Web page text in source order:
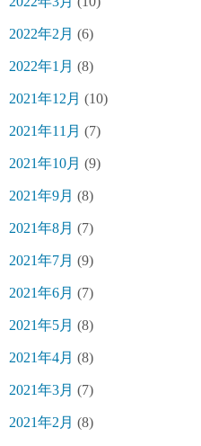
2022年2月 (6)
2022年1月 (8)
2021年12月 (10)
2021年11月 (7)
2021年10月 (9)
2021年9月 (8)
2021年8月 (7)
2021年7月 (9)
2021年6月 (7)
2021年5月 (8)
2021年4月 (8)
2021年3月 (7)
2021年2月 (8)